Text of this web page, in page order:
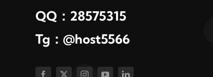
QQ：28575315
Tg：@host5566